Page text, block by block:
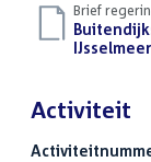
Brief
Download
bestand:
Activiteit